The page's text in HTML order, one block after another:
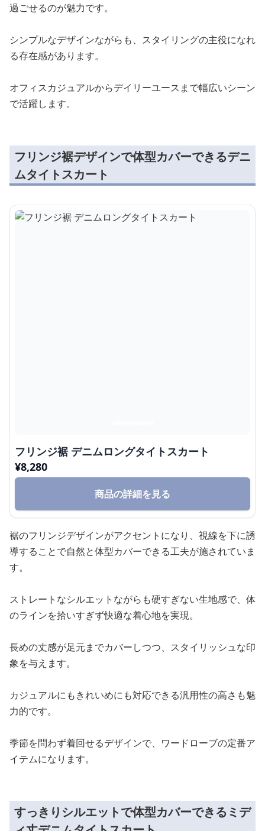
過ごせるのが魅力です。
シンプルなデザインながらも、スタイリングの主役になれ
る存在感があります。
オフィスカジュアルからデイリーユースまで幅広いシーン
で活躍します。
フリンジ裾デザインで体型カバーできるデニ
ムタイトスカート
フリンジ裾 デニムロングタイトスカート
¥8,280
商品の詳細を見る
裾のフリンジデザインがアクセントになり、視線を下に誘
導することで自然と体型カバーできる工夫が施されていま
す。
ストレートなシルエットながらも硬すぎない生地感で、体
のラインを拾いすぎず快適な着心地を実現。
長めの丈感が足元までカバーしつつ、スタイリッシュな印
象を与えます。
カジュアルにもきれいめにも対応できる汎用性の高さも魅
力的です。
季節を問わず着回せるデザインで、ワードローブの定番ア
イテムになります。
すっきりシルエットで体型カバーできるミデ